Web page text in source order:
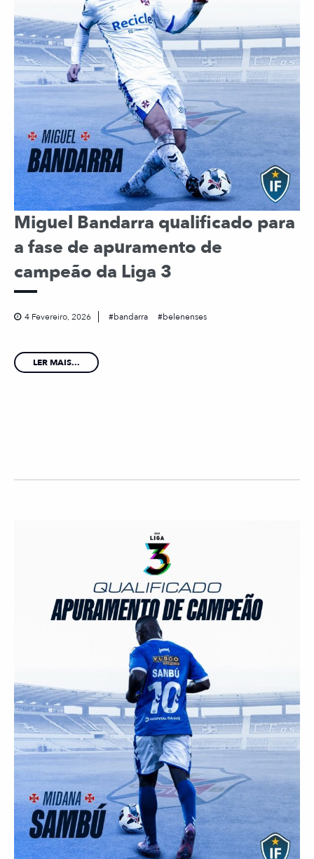
Miguel Bandarra qualificado para
a fase de apuramento de
campeão da Liga 3
4 Fevereiro, 2026 bandarra belenenses
LER MAIS...